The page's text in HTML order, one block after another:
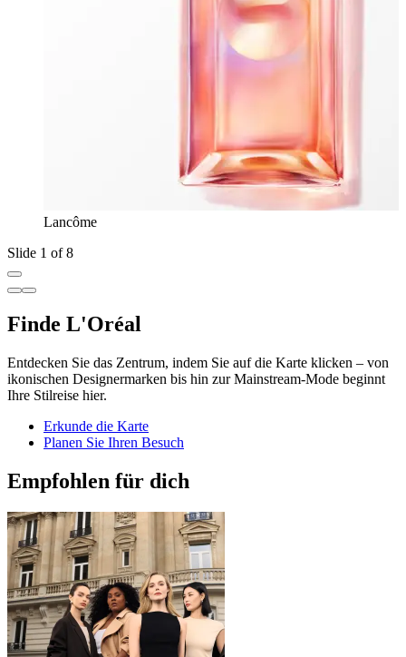
Lancôme
Slide 1 of 8
Finde L'Oréal
Entdecken Sie das Zentrum, indem Sie auf die Karte klicken – von
ikonischen Designermarken bis hin zur Mainstream-Mode beginnt
Ihre Stilreise hier.
Erkunde die Karte
Planen Sie Ihren Besuch
Empfohlen für dich